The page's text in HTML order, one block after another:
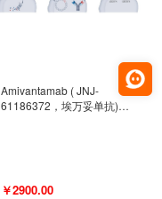
Amivantamab ( JNJ-
61186372，埃万妥单抗)
￥2900.00